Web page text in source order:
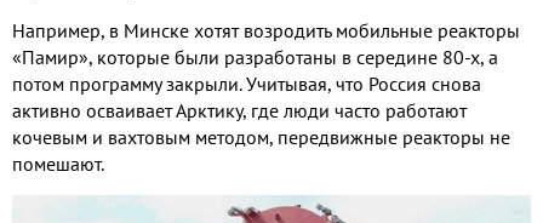
Например, в Минске хотят возродить мобильные реакторы
«Памир», которые были разработаны в середине 80-х, а
потом программу закрыли. Учитывая, что Россия снова
активно осваивает Арктику, где люди часто работают
кочевым и вахтовым методом, передвижные реакторы не
помешают.